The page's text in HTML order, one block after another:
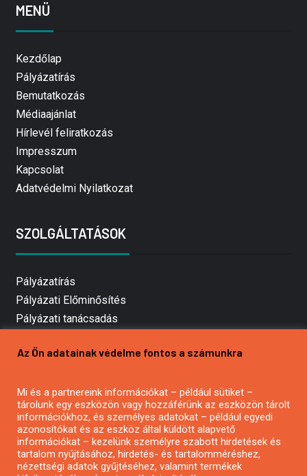
MENÜ
Kezdőlap
Pályázatírás
Bemutatkozás
Médiaajánlat
Hírlevél feliratkozás
Impresszum
Kapcsolat
Adatvédelmi Nyilatkozat
SZOLGÁLTATÁSOK
Pályázatírás
Pályázati Előminősítés
Pályázati tanácsadás
Mezőgazdasági pályázatírás
Pályázatírás civil szervezeteknek
Pályázatírás önkormányzatoknak
Pályázatfigyelés
Specifikus pályázatfigyelés vagy hírlevél
Az Ön adatainak védelme fontos a számunkra
Mi és a partnereink információkat – például sütiket –
tárolunk egy eszközön vagy hozzáférünk az eszközön tárolt
információkhoz, és személyes adatokat – például egyedi
azonosítókat és az eszköz által küldött alapvető
információkat – kezelünk személyre szabott hirdetések és
tartalom nyújtásához, hirdetés- és tartalomméréshez,
nézettségi adatok gyűjtéséhez, valamint termékek